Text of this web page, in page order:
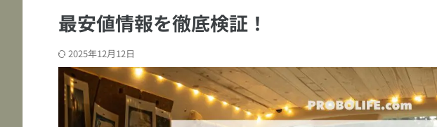
最安値情報を徹底検証！
2025年12月12日